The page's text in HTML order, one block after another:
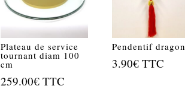
Plateau de service
tournant diam 100
cm
259.00€ TTC
Pendentif dragon
3.90€ TTC